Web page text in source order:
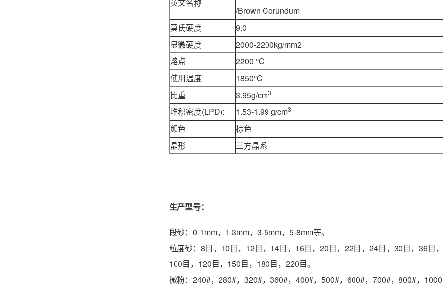
英文名称
/Brown Corundum
莫氏硬度
9.0
显微硬度
2000-2200kg/mm2
熔点
2200 ℃
使用温度
1850℃
比重
3.95g/cm3
堆积密度(LPD): 1.53-1.99 g/cm3
颜色
棕色
晶形
三方晶系
生产型号：
段砂：0-1mm，1-3mm，3-5mm，5-8mm等。
粒度砂：8目，10目，12目，14目，16目，20目，22目，24目，30目，36目
100目，120目，150目，180目，220目。
微粉：240#，280#，320#，360#，400#，500#，600#，700#，800#，